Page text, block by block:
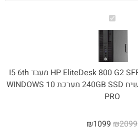
מחשב
נייח
HP
EliteDesk
800
G2
SFF
מעבד
6th
מחשב נייח HP EliteDesk 800 G2 SFF מעבד I5 6th
Gen זיכרון 8GB דיסק קשיח 240GB SSD מערכת WINDOWS 10
PRO
₪2099
₪1099